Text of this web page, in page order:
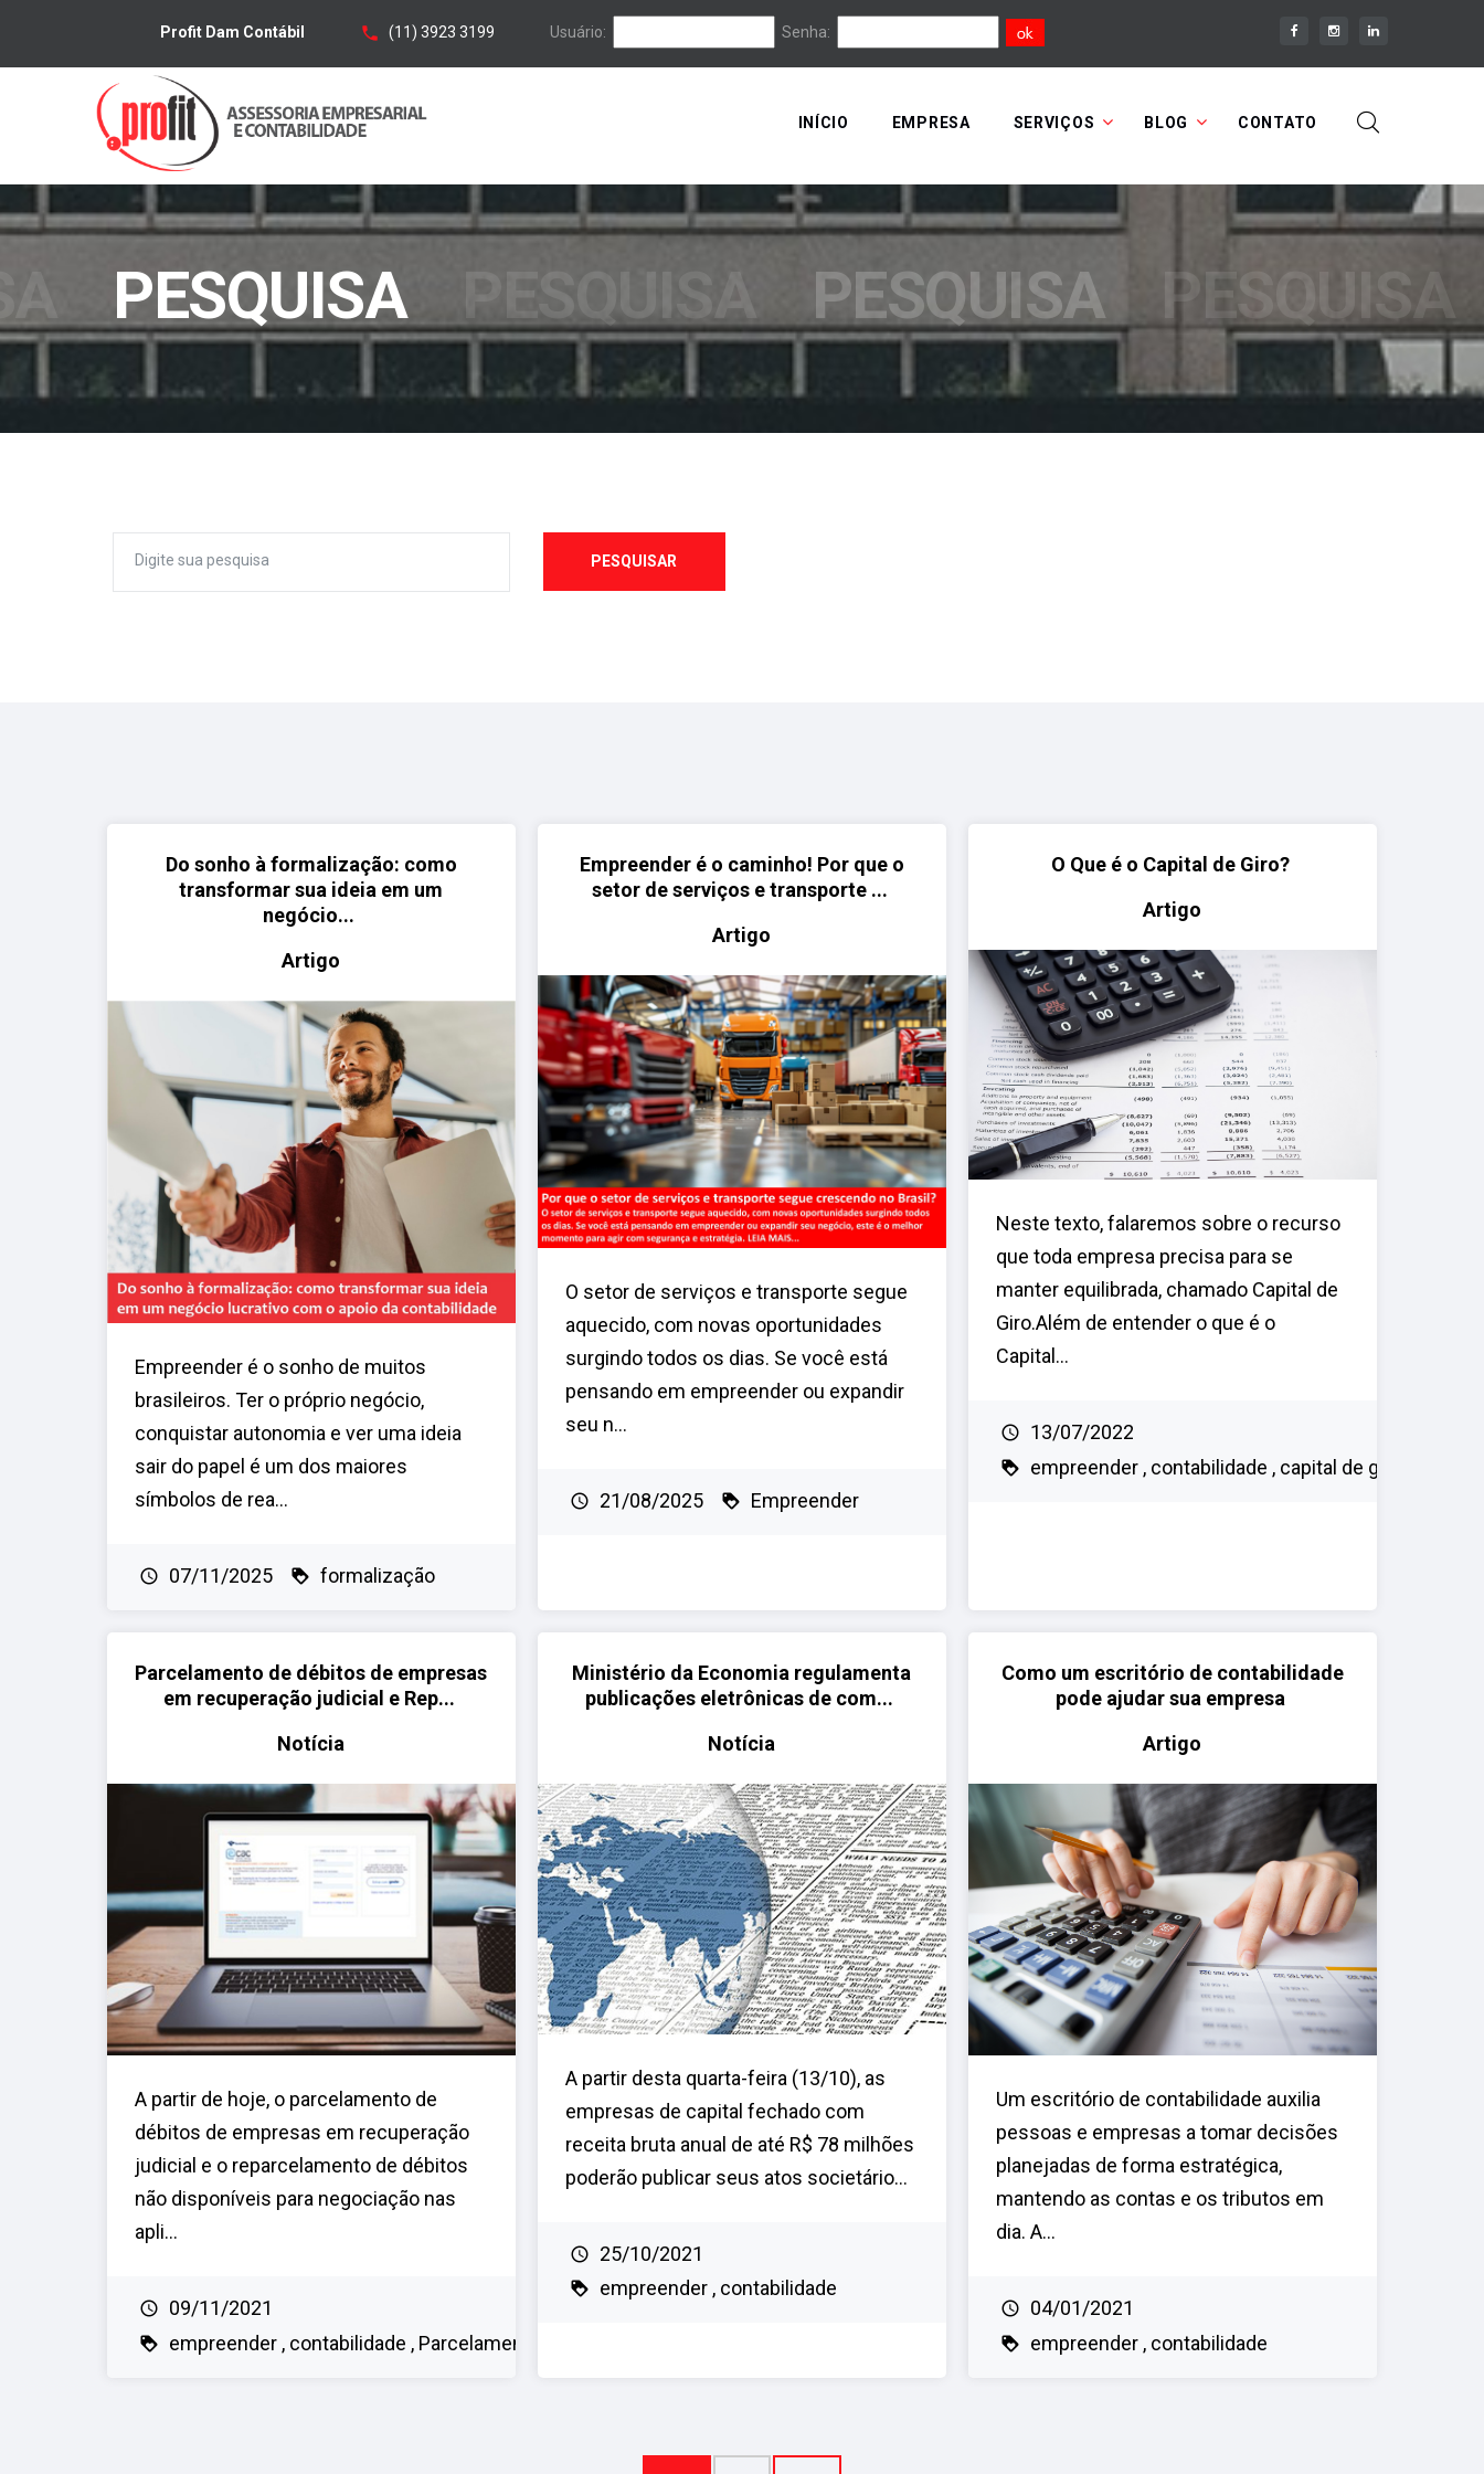
Profit Dam Contábil (11) 3923 3199 Usuário: Senha:
INÍCIO EMPRESA SERVIÇOS BLOG CONTATO
PESQUISA PESQUISA PESQUISA PESQUISA
PESQUISAR
Do sonho à formalização: como
transformar sua ideia em um
negócio...
Artigo
Empreender é o sonho de muitos
brasileiros. Ter o próprio negócio,
conquistar autonomia e ver uma ideia
sair do papel é um dos maiores
símbolos de rea...
07/11/2025 formalização
Empreender é o caminho! Por que o
setor de serviços e transporte ...
Artigo
O setor de serviços e transporte segue
aquecido, com novas oportunidades
surgindo todos os dias. Se você está
pensando em empreender ou expandir
seu n...
21/08/2025 Empreender
O Que é o Capital de Giro?
Artigo
Neste texto, falaremos sobre o recurso
que toda empresa precisa para se
manter equilibrada, chamado Capital de
Giro.Além de entender o que é o
Capital...
13/07/2022
empreender contabilidade capital de g
Parcelamento de débitos de empresas
em recuperação judicial e Rep...
Notícia
A partir de hoje, o parcelamento de
débitos de empresas em recuperação
judicial e o reparcelamento de débitos
não disponíveis para negociação nas
apli...
09/11/2021
empreender contabilidade Parcelamento
Ministério da Economia regulamenta
publicações eletrônicas de com...
Notícia
A partir desta quarta-feira (13/10), as
empresas de capital fechado com
receita bruta anual de até R$ 78 milhões
poderão publicar seus atos societário...
25/10/2021
empreender contabilidade
Como um escritório de contabilidade
pode ajudar sua empresa
Artigo
Um escritório de contabilidade auxilia
pessoas e empresas a tomar decisões
planejadas de forma estratégica,
mantendo as contas e os tributos em
dia. A...
04/01/2021
empreender contabilidade